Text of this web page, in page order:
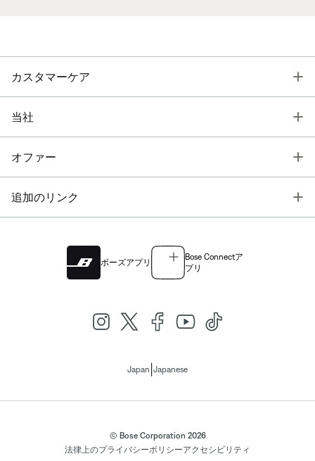
カスタマーケア
当社
オファー
追加のリンク
ボーズアプリ
Bose Connectア
プリ
Japan Japanese
© Bose Corporation 2026
法律上のプライバシーポリシーアクセシビリティ